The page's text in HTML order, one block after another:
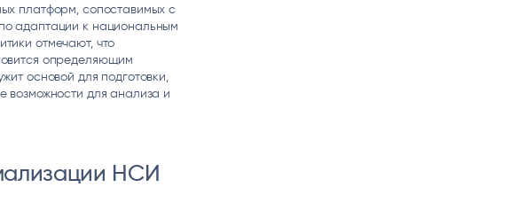
платформ, сопоставимых с
адаптации к национальным
отмечают, что
определяющим
основой для подготовки,
возможности для анализа и
НСИ